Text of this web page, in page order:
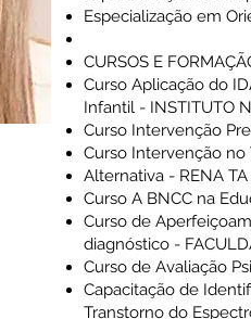
Especialização em
CURSOS E
Curso Aplicação do
Infantil - INSTITUTO
Curso Intervenção
Curso Intervenção
Alternativa - RENA TA
Curso A BNCC na
Curso de
diagnóstico -
Curso de Avaliação
Capacitação de
Transtorno do